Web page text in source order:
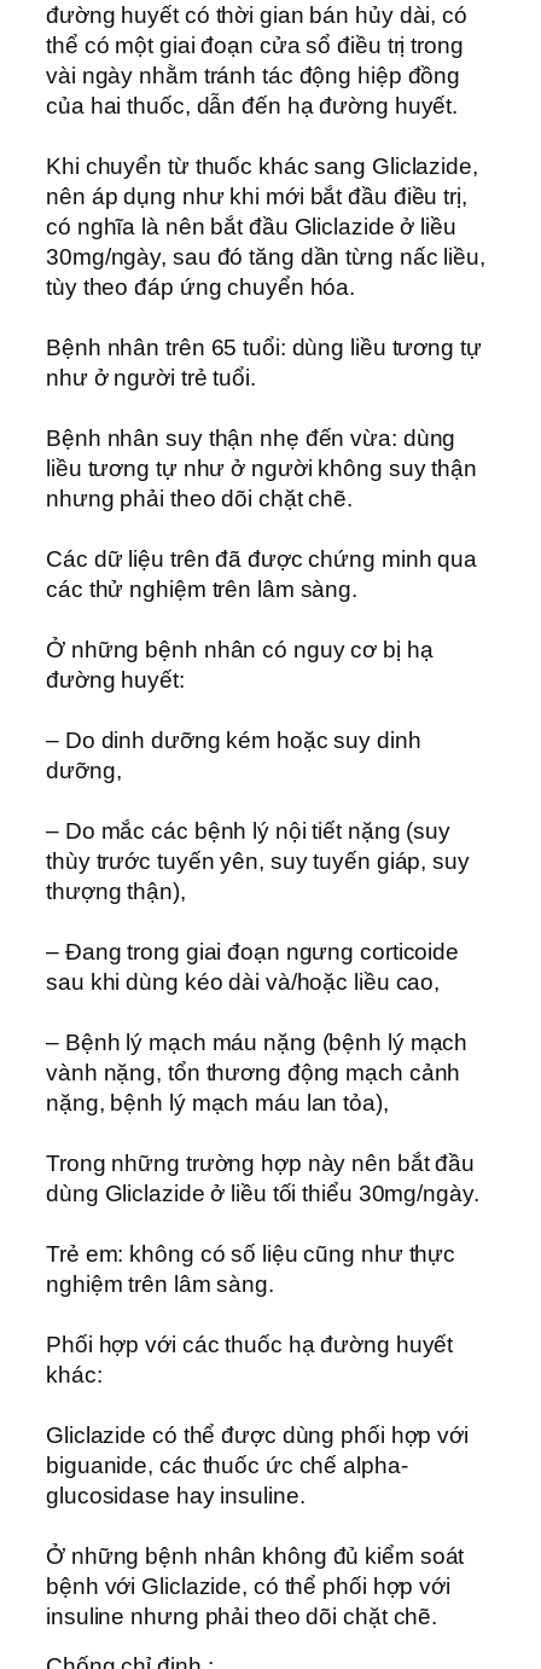
đường huyết có thời gian bán hủy dài, có
thể có một giai đoạn cửa sổ điều trị trong
vài ngày nhằm tránh tác động hiệp đồng
của hai thuốc, dẫn đến hạ đường huyết.
Khi chuyển từ thuốc khác sang Gliclazide,
nên áp dụng như khi mới bắt đầu điều trị,
có nghĩa là nên bắt đầu Gliclazide ở liều
30mg/ngày, sau đó tăng dần từng nấc liều,
tùy theo đáp ứng chuyển hóa.
Bệnh nhân trên 65 tuổi: dùng liều tương tự
như ở người trẻ tuổi.
Bệnh nhân suy thận nhẹ đến vừa: dùng
liều tương tự như ở người không suy thận
nhưng phải theo dõi chặt chẽ.
Các dữ liệu trên đã được chứng minh qua
các thử nghiệm trên lâm sàng.
Ở những bệnh nhân có nguy cơ bị hạ
đường huyết:
– Do dinh dưỡng kém hoặc suy dinh
dưỡng,
– Do mắc các bệnh lý nội tiết nặng (suy
thùy trước tuyến yên, suy tuyến giáp, suy
thượng thận),
– Đang trong giai đoạn ngưng corticoide
sau khi dùng kéo dài và/hoặc liều cao,
– Bệnh lý mạch máu nặng (bệnh lý mạch
vành nặng, tổn thương động mạch cảnh
nặng, bệnh lý mạch máu lan tỏa),
Trong những trường hợp này nên bắt đầu
dùng Gliclazide ở liều tối thiểu 30mg/ngày.
Trẻ em: không có số liệu cũng như thực
nghiệm trên lâm sàng.
Phối hợp với các thuốc hạ đường huyết
khác:
Gliclazide có thể được dùng phối hợp với
biguanide, các thuốc ức chế alpha-
glucosidase hay insuline.
Ở những bệnh nhân không đủ kiểm soát
bệnh với Gliclazide, có thể phối hợp với
insuline nhưng phải theo dõi chặt chẽ.